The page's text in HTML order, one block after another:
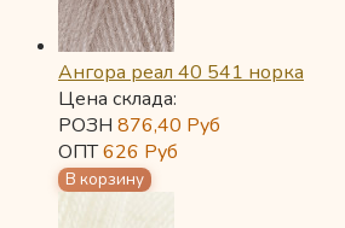
Ангора реал 40 541 норка
Цена склада:
РОЗН 876,40 Руб
ОПТ626 Руб